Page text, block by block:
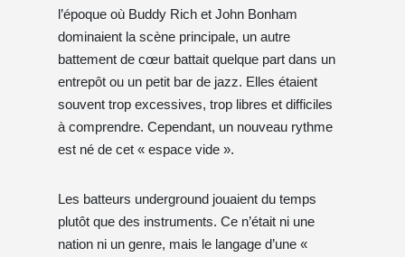
l’époque où Buddy Rich et John Bonham
dominaient la scène principale, un autre
battement de cœur battait quelque part dans un
entrepôt ou un petit bar de jazz. Elles étaient
souvent trop excessives, trop libres et difficiles
à comprendre. Cependant, un nouveau rythme
est né de cet « espace vide ».
Les batteurs underground jouaient du temps
plutôt que des instruments. Ce n’était ni une
nation ni un genre, mais le langage d’une «